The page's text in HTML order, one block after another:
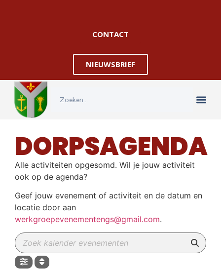
CONTACT
NIEUWSBRIEF
DORPSAGENDA
Alle activiteiten opgesomd. Wil je jouw activiteit
ook op de agenda?
Geef jouw evenement of activiteit en de datum en
locatie door aan
werkgroepevenementengs@gmail.com.